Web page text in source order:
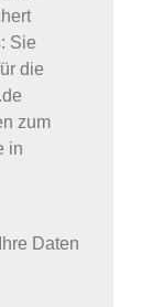
Sie
die
zum
in
Daten